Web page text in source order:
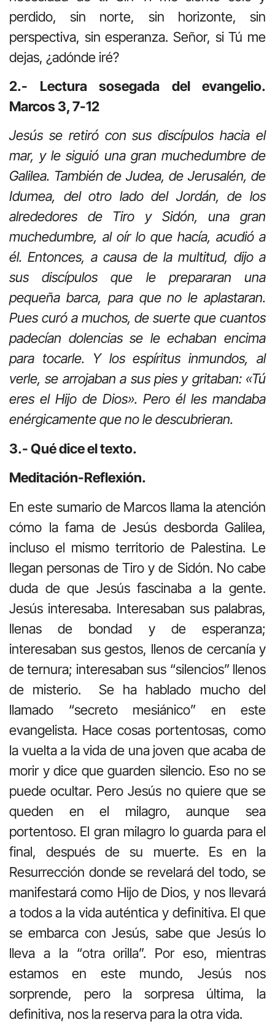
perdido, sin norte, sin horizonte, sin
perspectiva, sin esperanza. Señor, si Tú me
dejas, ¿adónde iré?
2.- Lectura sosegada del evangelio.
Marcos 3, 7-12
Jesús se retiró con sus discípulos hacia el
mar, y le siguió una gran muchedumbre de
Galilea. También de Judea, de Jerusalén, de
Idumea, del otro lado del Jordán, de los
alrededores de Tiro y Sidón, una gran
muchedumbre, al oír lo que hacía, acudió a
él. Entonces, a causa de la multitud, dijo a
sus discípulos que le prepararan una
pequeña barca, para que no le aplastaran.
Pues curó a muchos, de suerte que cuantos
padecían dolencias se le echaban encima
para tocarle. Y los espíritus inmundos, al
verle, se arrojaban a sus pies y gritaban: «Tú
eres el Hijo de Dios». Pero él les mandaba
enérgicamente que no le descubrieran.
3.- Qué dice el texto.
Meditación-Reflexión.
En este sumario de Marcos llama la atención
cómo la fama de Jesús desborda Galilea,
incluso el mismo territorio de Palestina. Le
llegan personas de Tiro y de Sidón. No cabe
duda de que Jesús fascinaba a la gente.
Jesús interesaba. Interesaban sus palabras,
llenas de bondad y de esperanza;
interesaban sus gestos, llenos de cercanía y
de ternura; interesaban sus “silencios” llenos
de misterio. Se ha hablado mucho del
llamado “secreto mesiánico” en este
evangelista. Hace cosas portentosas, como
la vuelta a la vida de una joven que acaba de
morir y dice que guarden silencio. Eso no se
puede ocultar. Pero Jesús no quiere que se
queden en el milagro, aunque sea
portentoso. El gran milagro lo guarda para el
final, después de su muerte. Es en la
Resurrección donde se revelará del todo, se
manifestará como Hijo de Dios, y nos llevará
a todos a la vida auténtica y definitiva. El que
se embarca con Jesús, sabe que Jesús lo
lleva a la “otra orilla”. Por eso, mientras
estamos en este mundo, Jesús nos
sorprende, pero la sorpresa última, la
definitiva, nos la reserva para la otra vida.